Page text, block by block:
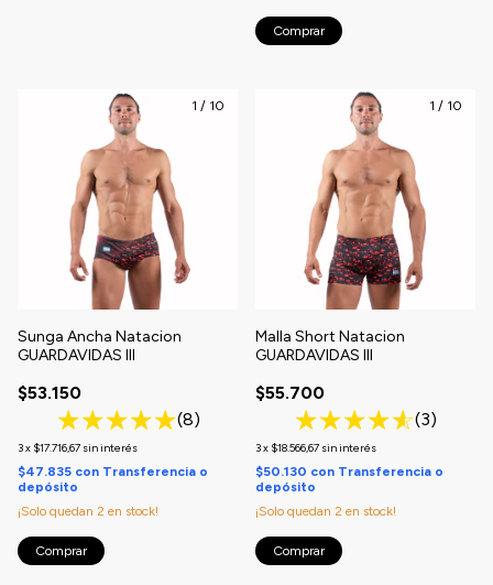
Comprar
1 / 10
Sunga Ancha Natacion
GUARDAVIDAS III
$53.150
(8)
3x $17.716,67 sin interés
$47.835 con Transferencia o
depósito
¡Solo quedan 2 en stock!
Comprar
1 / 10
Malla Short Natacion
GUARDAVIDAS III
$55.700
(3)
3x $18.566,67 sin interés
$50.130 con Transferencia o
depósito
¡Solo quedan 2 en stock!
Comprar